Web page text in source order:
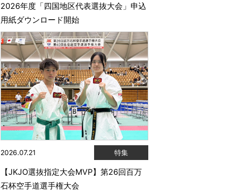
2026年度「四国地区代表選抜大会」申込
用紙ダウンロード開始
特集
2026.07.21
【JKJO選抜指定大会MVP】第26回百万
石杯空手道選手権大会